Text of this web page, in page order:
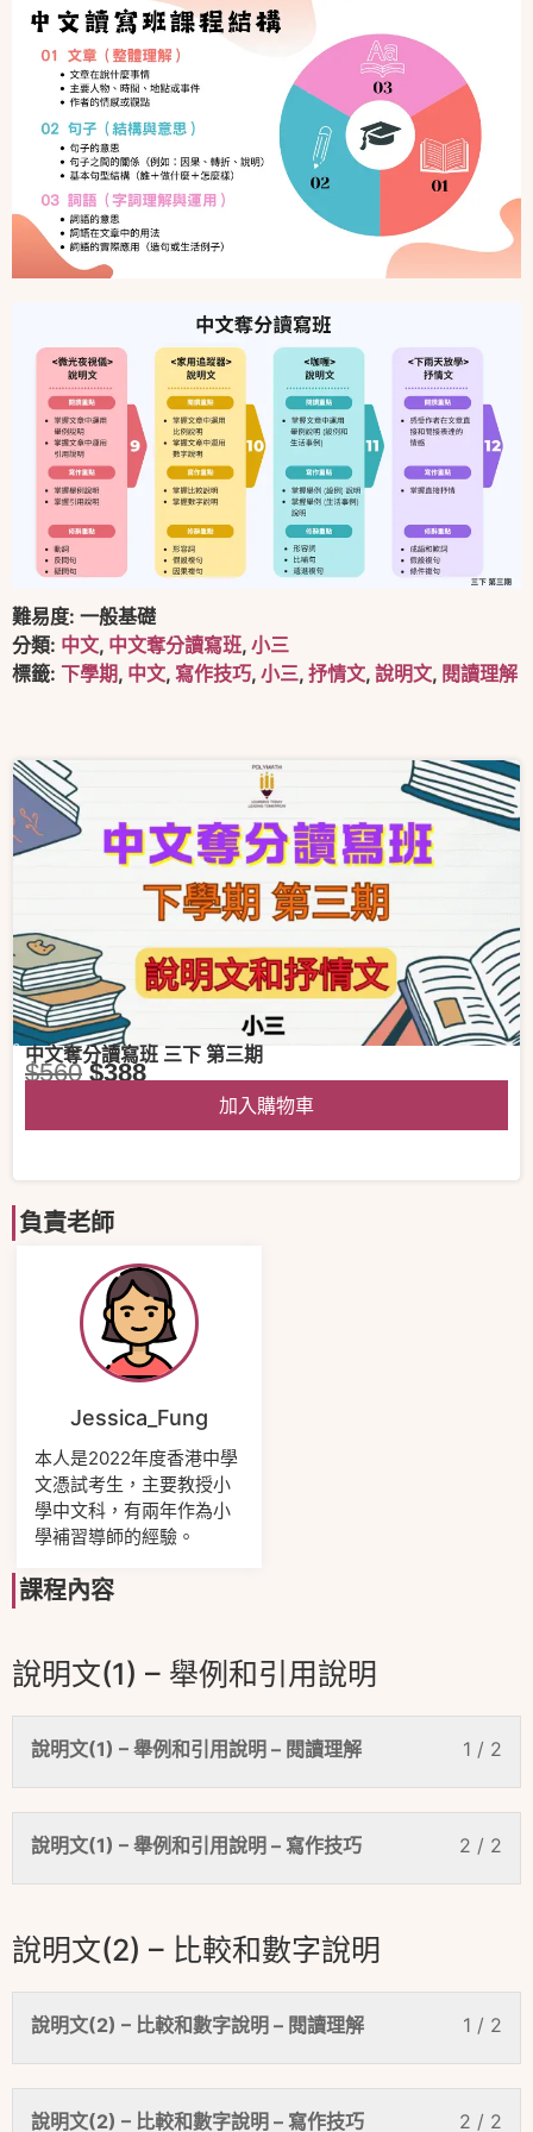
難易度: 一般基礎
分類: 中文, 中文奪分讀寫班, 小三
標籤: 下學期, 中文, 寫作技巧, 小三, 抒情文, 說明文, 閱讀理解
中文奪分讀寫班 三下 第三期
$560 $388
加入購物車
負責老師
Jessica_Fung
本人是2022年度香港中學
文憑試考生，主要教授小
學中文科，有兩年作為小
學補習導師的經驗。
課程內容
說明文(1) – 舉例和引用說明
1 / 2
說明文(1) – 舉例和引用說明 – 閱讀理解
2 / 2
說明文(1) – 舉例和引用說明 – 寫作技巧
說明文(2) – 比較和數字說明
1 / 2
說明文(2) – 比較和數字說明 – 閱讀理解
2 / 2
說明文(2) – 比較和數字說明 – 寫作技巧